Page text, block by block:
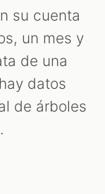
su cuenta
un mes y
de una
datos
de árboles